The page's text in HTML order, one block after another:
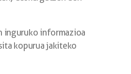
inguruko informazioa
kopurua jakiteko